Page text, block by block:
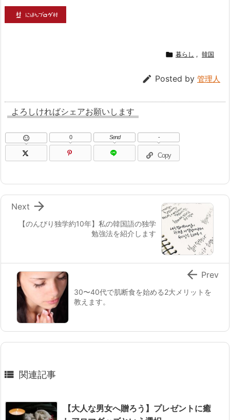
 暮らし , 韓国
 Posted by 管理人
よろしければシェアお願いします
 0 Send
Copy
-
【のんびり独学約10年】私の韓国語の独学
勉強法を紹介します

Next
30〜40代で肌断食を始める2大メリットを
教えます。
 Prev
 関連記事
【大人な男女へ贈ろう】プレゼントに癒